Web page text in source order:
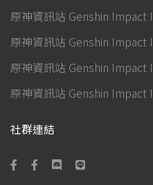
原神資訊站 Genshin
原神資訊站 Genshin Impact
原神資訊站 Genshin
原神資訊站 Genshin Impact
社群連結